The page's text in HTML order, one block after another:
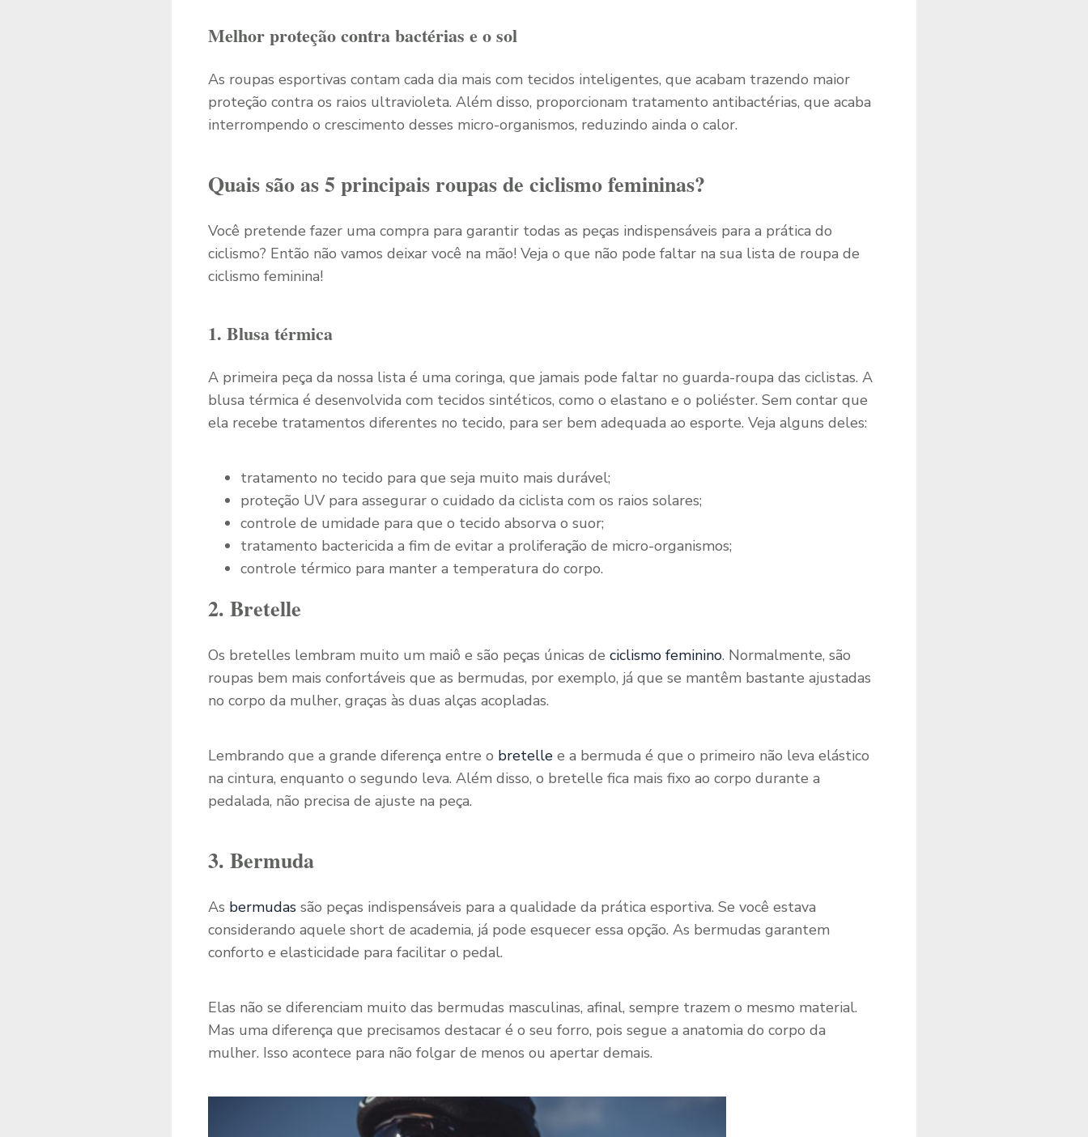
Melhor proteção contra bactérias e o sol
As roupas esportivas contam cada dia mais com tecidos inteligentes, que acabam trazendo maior
proteção contra os raios ultravioleta. Além disso, proporcionam tratamento antibactérias, que acaba
interrompendo o crescimento desses micro-organismos, reduzindo ainda o calor.
Quais são as 5 principais roupas de ciclismo femininas?
Você pretende fazer uma compra para garantir todas as peças indispensáveis para a prática do
ciclismo? Então não vamos deixar você na mão! Veja o que não pode faltar na sua lista de roupa de
ciclismo feminina!
1. Blusa térmica
A primeira peça da nossa lista é uma coringa, que jamais pode faltar no guarda-roupa das ciclistas. A
blusa térmica é desenvolvida com tecidos sintéticos, como o elastano e o poliéster. Sem contar que
ela recebe tratamentos diferentes no tecido, para ser bem adequada ao esporte. Veja alguns deles:
tratamento no tecido para que seja muito mais durável;
proteção UV para assegurar o cuidado da ciclista com os raios solares;
controle de umidade para que o tecido absorva o suor;
tratamento bactericida a fim de evitar a proliferação de micro-organismos;
controle térmico para manter a temperatura do corpo.
2. Bretelle
Os bretelles lembram muito um maiô e são peças únicas de ciclismo feminino. Normalmente, são
roupas bem mais confortáveis que as bermudas, por exemplo, já que se mantêm bastante ajustadas
no corpo da mulher, graças às duas alças acopladas.
Lembrando que a grande diferença entre o bretellee a bermuda é que o primeiro não leva elástico
na cintura, enquanto o segundo leva. Além disso, o bretelle fica mais fixo ao corpo durante a
pedalada, não precisa de ajuste na peça.
3. Bermuda
As bermudas são peças indispensáveis para a qualidade da prática esportiva. Se você estava
considerando aquele short de academia, já pode esquecer essa opção. As bermudas garantem
conforto e elasticidade para facilitar o pedal.
Elas não se diferenciam muito das bermudas masculinas, afinal, sempre trazem o mesmo material.
Mas uma diferença que precisamos destacar é o seu forro, pois segue a anatomia do corpo da
mulher. Isso acontece para não folgar de menos ou apertar demais.